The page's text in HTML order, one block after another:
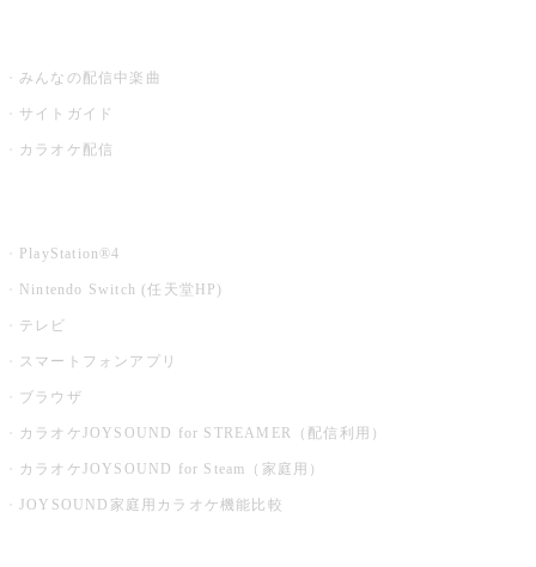
みんなの配信中楽曲
サイトガイド
カラオケ配信
PlayStation®4
Nintendo Switch (任天堂HP)
テレビ
スマートフォンアプリ
ブラウザ
カラオケJOYSOUND for STREAMER（配信利用）
カラオケJOYSOUND for Steam（家庭用）
JOYSOUND家庭用カラオケ機能比較